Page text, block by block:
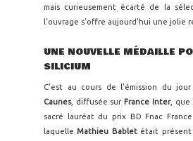
mais curieusement écarté de la
l'ouvrage s'offre aujourd'hui une jolie
UNE NOUVELLE MÉDAILLE
SILICIUM
C'est au cours de l'émission du jour
Caunes, diffusée sur France Inter, que
sacré lauréat du prix BD Fnac
laquelleMathieu Bablet était présent